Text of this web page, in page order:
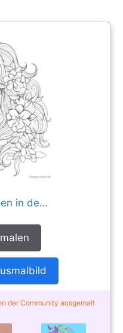
Pferd mit Blumen in der Mähne
der Community ausgemalt